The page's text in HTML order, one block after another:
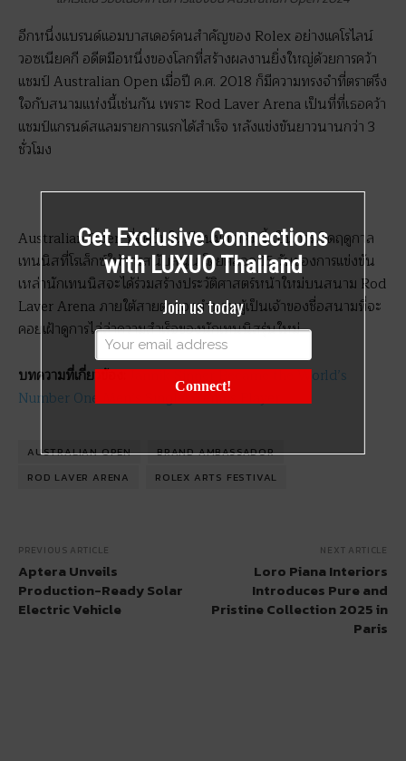
อีกหนึ่งแบรนด์แอมบาสเดอร์คนสำคัญของ Rolex อย่างแคโรไลน์
วอซเนียคกี อดีตมือหนึ่งของโลกที่สร้างผลงานยิ่งใหญ่ด้วยการคว้า
แชมป์ Australian Open เมื่อปี ค.ศ. 2018 ก็มีความทรงจำที่ตราตรึง
ใจกับสนามแห่งนี้เช่นกัน เพราะ Rod Laver Arena เป็นที่ที่เธอคว้า
แชมป์แกรนด์สแลมรายการแรกได้สำเร็จ หลังแข่งขันยาวนานกว่า 3
ชั่วโมง
Australian Open ที่จัดขึ้นในเดือนมกราคมนี้ เป็นการเปิดฤดูกาล
เทนนิสที่โรเล็กซ์ให้การสนับสนุน โดยตลอด 15 วันของการแข่งขัน
เหล่านักเทนนิสจะได้ร่วมสร้างประวัติศาสตร์หน้าใหม่บนสนาม Rod
Laver Arena ภายใต้สายตาของตำนานผู้เป็นเจ้าของชื่อสนามที่จะ
คอยเฝ้าดูการไล่ล่าความสำเร็จของนักเทนนิสรุ่นใหม่
บทความที่เกี่ยวข้อง:Jannik Sinner Became the World’s
Number One Men’s Singles Tennis Player
AUSTRALIAN OPEN
BRAND AMBASSADOR
ROD LAVER ARENA
ROLEX ARTS FESTIVAL
PREVIOUS ARTICLE
Aptera Unveils
Production-Ready Solar
Electric Vehicle
NEXT ARTICLE
Loro Piana Interiors
Introduces Pure and
Pristine Collection 2025 in
Paris
Get Exclusive Connections
with LUXUO Thailand
Join us today
Connect!